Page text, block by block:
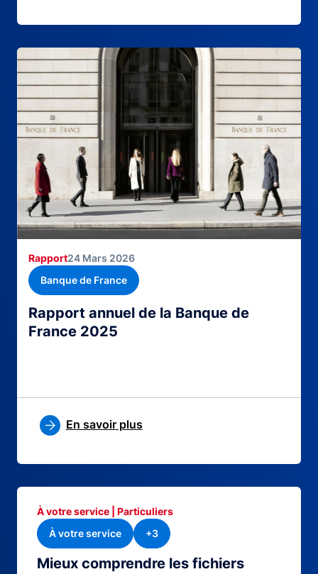
Rapport annuel de la Banque de
France 2025
Rapport24 Mars 2026
Banque de France
En savoir plus
Mieux comprendre les fichiers
À votre service | Particuliers
À votre service
+3